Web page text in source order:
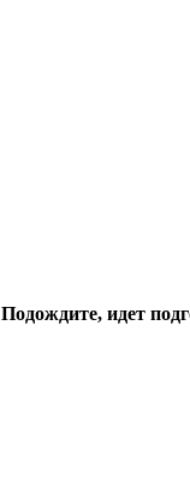
Подождите, идет